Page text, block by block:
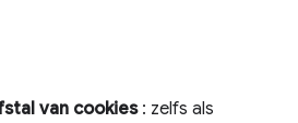
van cookies: zelfs als